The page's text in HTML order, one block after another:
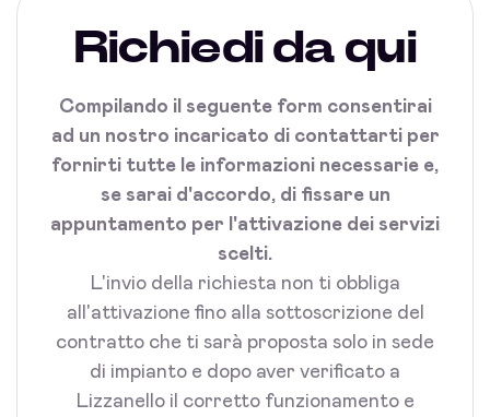
Richiedi da qui
Compilando il seguente form consentirai
ad un nostro incaricato di contattarti per
fornirti tutte le informazioni necessarie e,
se sarai d'accordo, di fissare un
appuntamento per l'attivazione dei servizi
scelti.
L'invio della richiesta non ti obbliga
all'attivazione fino alla sottoscrizione del
contratto che ti sarà proposta solo in sede
di impianto e dopo aver verificato a
Lizzanello il corretto funzionamento e